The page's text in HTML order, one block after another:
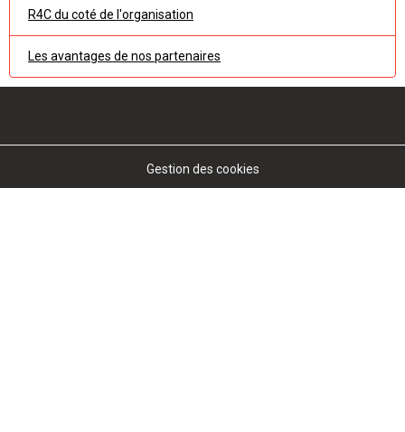
R4C du coté de l'organisation
Les avantages de nos partenaires
Gestion des cookies